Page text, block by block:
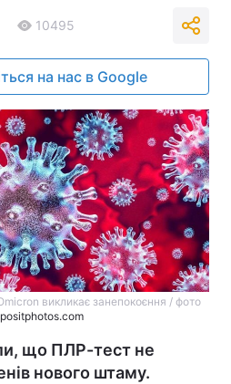
10495
на нас в Google
викликає занепокоєння / фото
що ПЛР-тест не
нового штаму.